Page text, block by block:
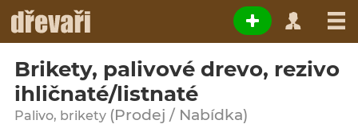
Brikety, palivové drevo, rezivo
ihličnaté/listnaté
Palivo, brikety (Prodej / Nabídka)